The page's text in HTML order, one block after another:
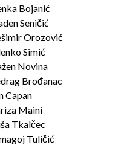
Bojanić
Seničić
Orozović
Simić
Novina
Brođanac
Capan
Maini
Tkalčec
Tuličić